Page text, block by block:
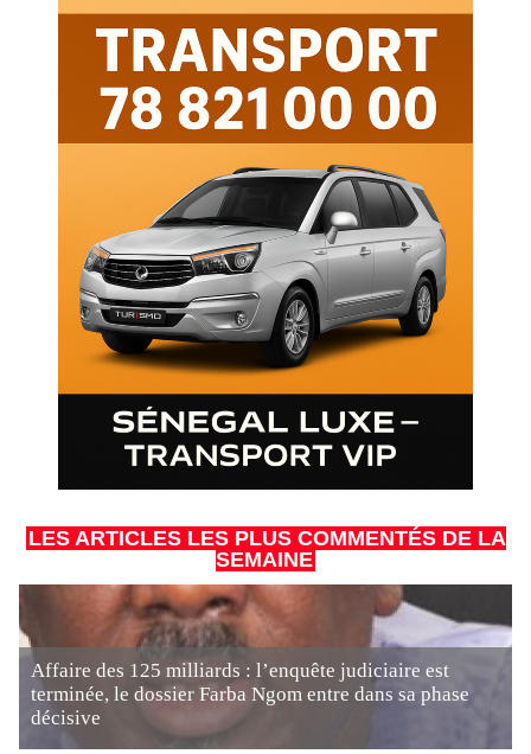
LES ARTICLES LES PLUS COMMENTÉS DE LA
SEMAINE
Affaire des 125 milliards : l’enquête judiciaire est
terminée, le dossier Farba Ngom entre dans sa phase
décisive